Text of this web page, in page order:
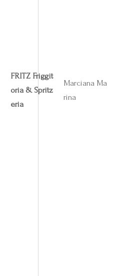
FRITZ Friggit
oria & Spritz
eria
Marciana Ma
rina